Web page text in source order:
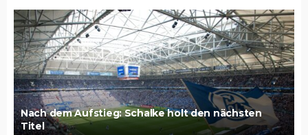
Nach dem Aufstieg: Schalke holt den nächsten
Titel